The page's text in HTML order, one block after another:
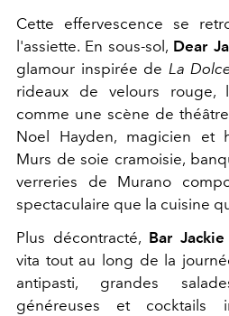
Cette effervescence se
l'assiette. En sous-sol, Dear
glamour inspirée de La
rideaux de velours rouge,
comme une scène de
Noel Hayden, magicien et
Murs de soie cramoisie,
verreries de Murano
spectaculaire que la cuisine
Plus décontracté, Bar Jackie
vita tout au long de la
antipasti, grandes
généreuses et cocktails